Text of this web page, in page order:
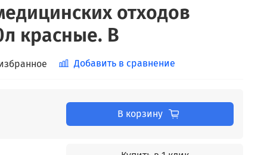
отходов
красные. В
Добавить в сравнение
В корзину